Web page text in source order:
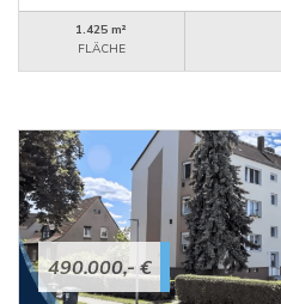
1.425 m²
FLÄCHE
490.000,- €